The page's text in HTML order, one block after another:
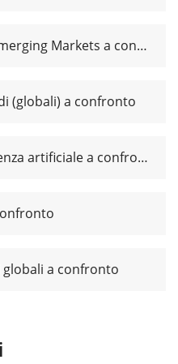
ETF sull'MSCI Emerging Markets a confronto
(globali) a confronto
ETF sull’intelligenza artificiale a confronto
globali a confronto